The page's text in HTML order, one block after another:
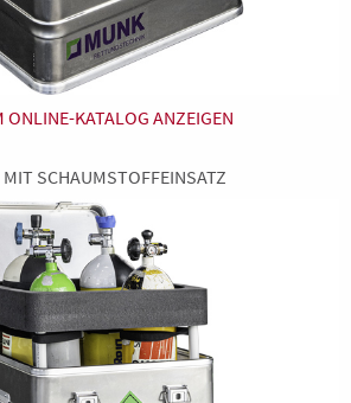
KATALOG ANZEIGEN
SCHAUMSTOFFEINSATZ